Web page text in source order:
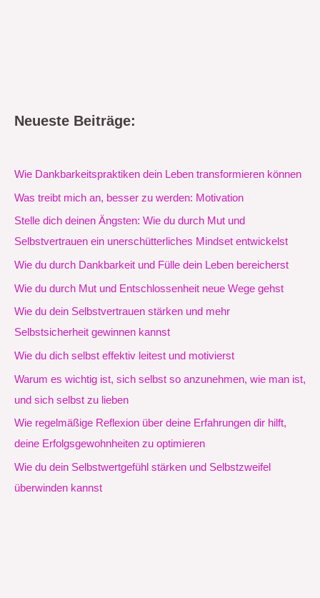
Neueste Beiträge:
Wie Dankbarkeitspraktiken dein Leben transformieren können
Was treibt mich an, besser zu werden: Motivation
Stelle dich deinen Ängsten: Wie du durch Mut und
Selbstvertrauen ein unerschütterliches Mindset entwickelst
Wie du durch Dankbarkeit und Fülle dein Leben bereicherst
Wie du durch Mut und Entschlossenheit neue Wege gehst
Wie du dein Selbstvertrauen stärken und mehr
Selbstsicherheit gewinnen kannst
Wie du dich selbst effektiv leitest und motivierst
Warum es wichtig ist, sich selbst so anzunehmen, wie man ist,
und sich selbst zu lieben
Wie regelmäßige Reflexion über deine Erfahrungen dir hilft,
deine Erfolgsgewohnheiten zu optimieren
Wie du dein Selbstwertgefühl stärken und Selbstzweifel
überwinden kannst